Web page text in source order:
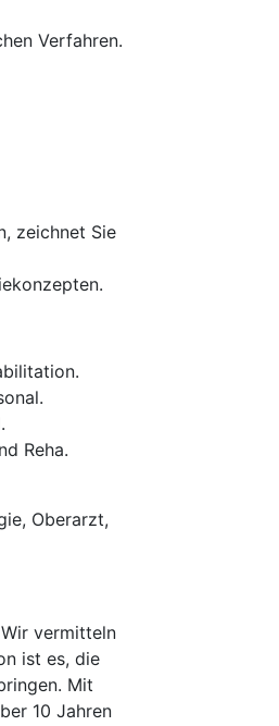
Verfahren.
zeichnet Sie
Reha.
Oberarzt,
Wir vermitteln
ist es, die
Mit
10 Jahren